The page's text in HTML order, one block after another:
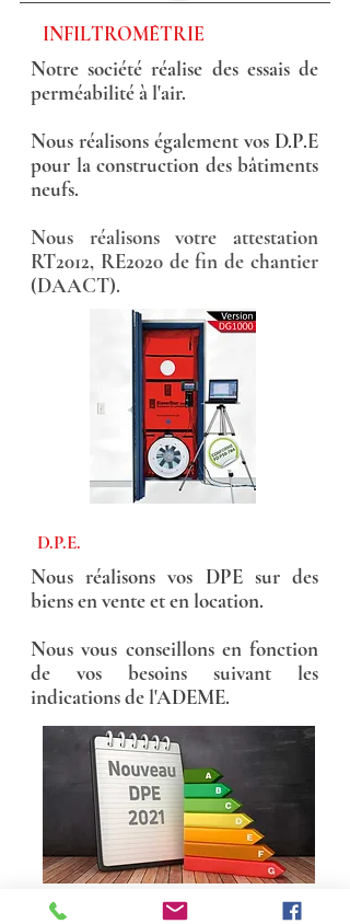
INFILTROMÉTRIE
Notre société réalise des essais de
perméabilité à l'air.
Nous réalisons également vos D.P.E
pour la construction des bâtiments
neufs.
Nous réalisons votre attestation
RT2012, RE2020 de fin de chantier
(DAACT).
D.P.E.
Nous réalisons vos DPE sur des
biens en vente et en location.
Nous vous conseillons en fonction
de vos besoins suivant les
indications de l'ADEME.